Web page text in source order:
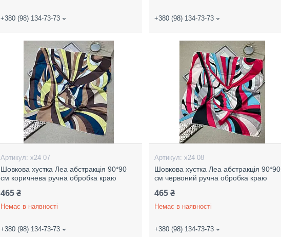
+380 (98) 134-73-73 +380 (98) 134-73-73
х24 07
Шовкова хустка Леа абстракція 90*90
см коричнева ручна обробка краю
465 ₴
Немає в наявності
+380 (98) 134-73-73
х24 08
Шовкова хустка Леа абстракція 90*90
см червоний ручна обробка краю
465 ₴
Немає в наявності
+380 (98) 134-73-73